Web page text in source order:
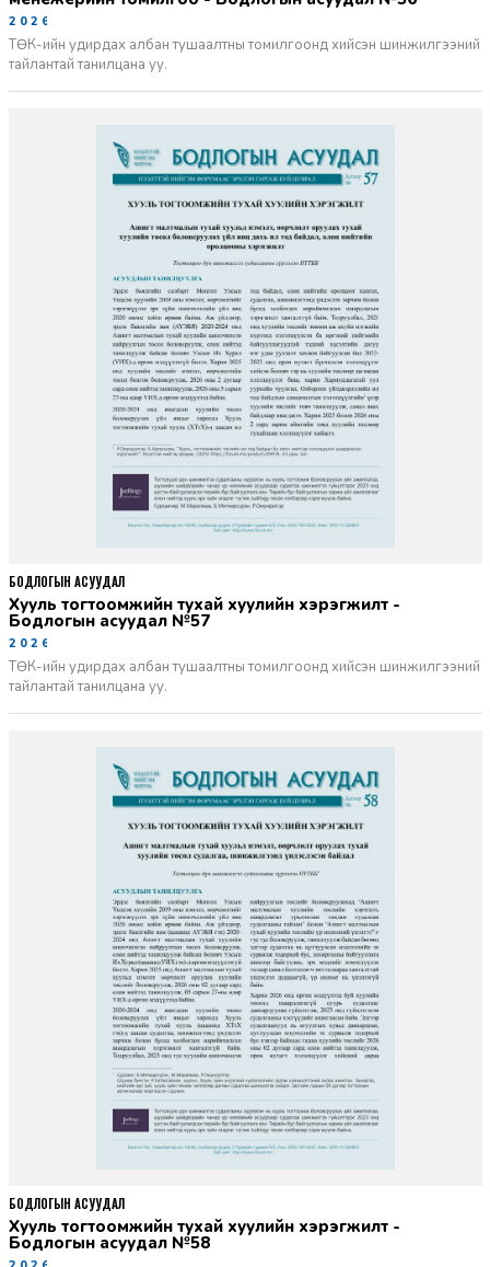
2026-06-02
ТӨК-ийн удирдах албан тушаалтны томилгоонд хийсэн шинжилгээний
тайлантай танилцана уу.
Хууль тогтоомжийн тухай хуулийн хэрэгжилт -
Бодлогын асуудал №57
2026-06-02
ТӨК-ийн удирдах албан тушаалтны томилгоонд хийсэн шинжилгээний
тайлантай танилцана уу.
БОДЛОГЫН АСУУДАЛ
Хууль тогтоомжийн тухай хуулийн хэрэгжилт -
Бодлогын асуудал №58
БОДЛОГЫН АСУУДАЛ